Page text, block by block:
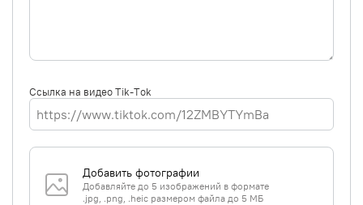
Ссылка на видео Tik-Tok
Добавить фотографии
Добавляйте до 5 изображений в формате
.jpg, .png, .heic размером файла до 5 МБ